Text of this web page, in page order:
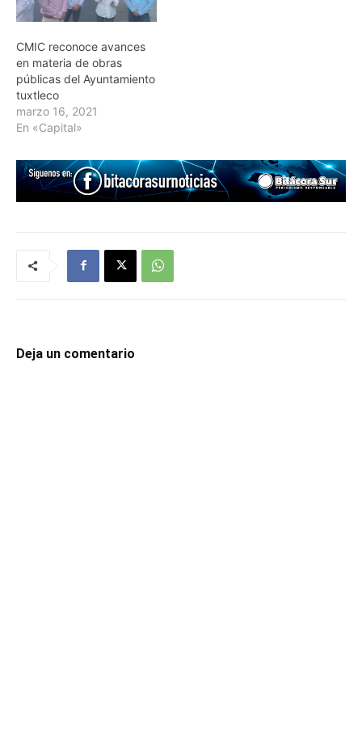
CMIC reconoce avances
en materia de obras
públicas del Ayuntamiento
tuxtleco
marzo 16, 2021
En «Capital»
Deja un comentario